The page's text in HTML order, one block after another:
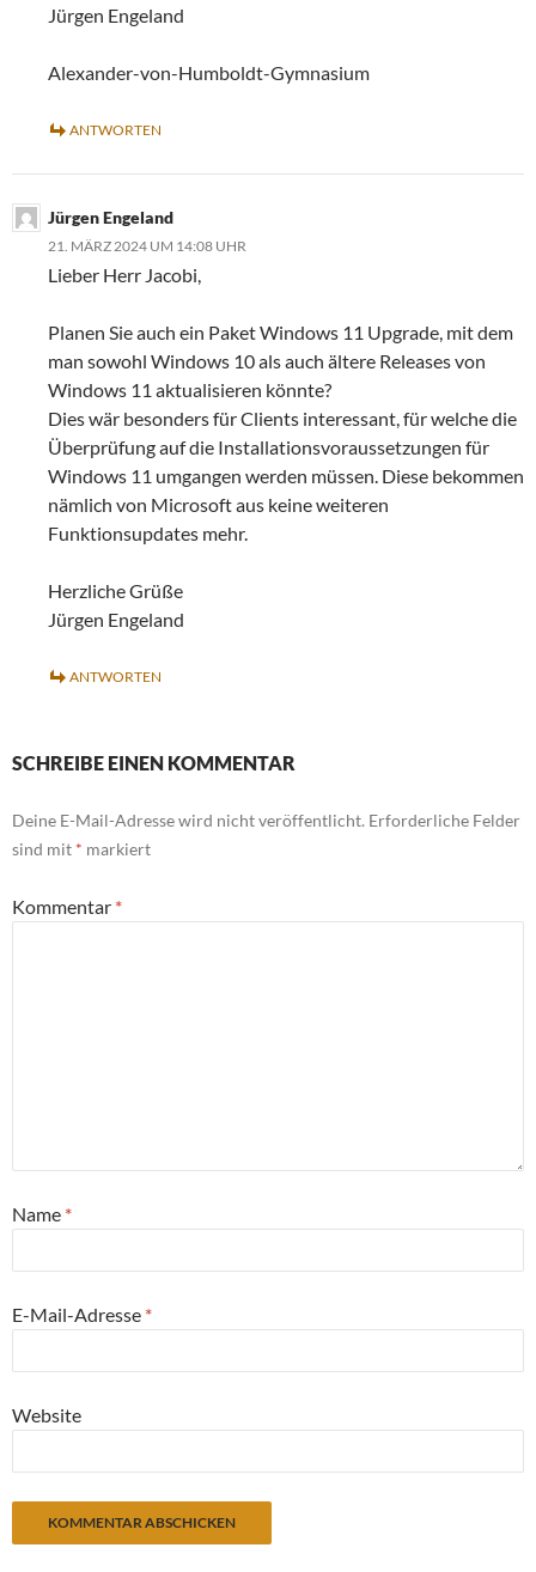
Jürgen Engeland
Alexander-von-Humboldt-Gymnasium
ANTWORTEN
Jürgen Engeland
21. MÄRZ 2024 UM 14:08 UHR
Lieber Herr Jacobi,
Planen Sie auch ein Paket Windows 11 Upgrade, mit dem
man sowohl Windows 10 als auch ältere Releases von
Windows 11 aktualisieren könnte?
Dies wär besonders für Clients interessant, für welche die
Überprüfung auf die Installationsvoraussetzungen für
Windows 11 umgangen werden müssen. Diese bekommen
nämlich von Microsoft aus keine weiteren
Funktionsupdates mehr.
Herzliche Grüße
Jürgen Engeland
ANTWORTEN
SCHREIBE EINEN KOMMENTAR
Deine E-Mail-Adresse wird nicht veröffentlicht. Erforderliche Felder
sind mit * markiert
Kommentar *
Name *
E-Mail-Adresse *
Website